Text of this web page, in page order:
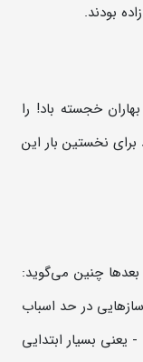
بودند.
خجسته باد! را
نخستین بار این
بعدها چنین می‌گوید:
در حد اسباب
یعنی بسیار ابتدایی